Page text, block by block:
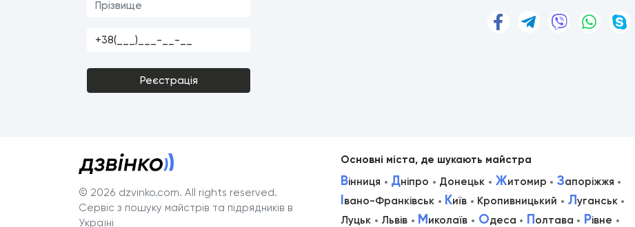
Реєстрація
© 2026 dzvinko.com. All rights reserved.
Сервіс з пошуку майстрів та підрядників в
Україні
Основні міста, де шукають майстра
Вінниця Дніпро Донецьк Житомир Запоріжжя
Івано-Франківськ Київ Кропивницький Луганськ
Луцьк
Львів Миколаїв Одеса Полтава Рівне